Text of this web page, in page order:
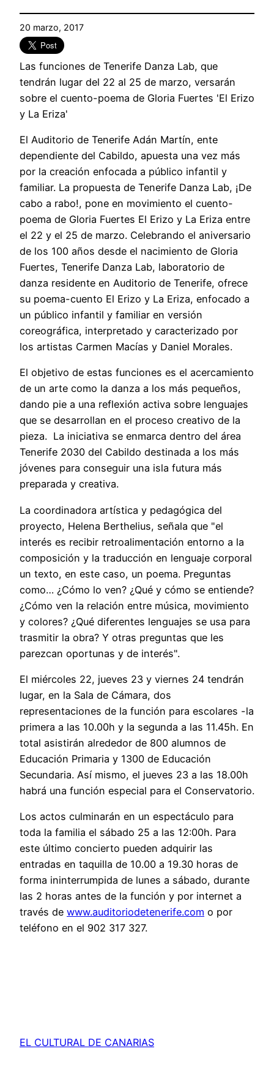
20 marzo, 2017
Las funciones de Tenerife Danza Lab, que
tendrán lugar del 22 al 25 de marzo, versarán
sobre el cuento-poema de Gloria Fuertes 'El Erizo
y La Eriza'
El Auditorio de Tenerife Adán Martín, ente
dependiente del Cabildo, apuesta una vez más
por la creación enfocada a público infantil y
familiar. La propuesta de Tenerife Danza Lab, ¡De
cabo a rabo!, pone en movimiento el cuento-
poema de Gloria Fuertes El Erizo y La Eriza entre
el 22 y el 25 de marzo. Celebrando el aniversario
de los 100 años desde el nacimiento de Gloria
Fuertes, Tenerife Danza Lab, laboratorio de
danza residente en Auditorio de Tenerife, ofrece
su poema-cuento El Erizo y La Eriza, enfocado a
un público infantil y familiar en versión
coreográfica, interpretado y caracterizado por
los artistas Carmen Macías y Daniel Morales.
El objetivo de estas funciones es el acercamiento
de un arte como la danza a los más pequeños,
dando pie a una reflexión activa sobre lenguajes
que se desarrollan en el proceso creativo de la
pieza. La iniciativa se enmarca dentro del área
Tenerife 2030 del Cabildo destinada a los más
jóvenes para conseguir una isla futura más
preparada y creativa.
La coordinadora artística y pedagógica del
proyecto, Helena Berthelius, señala que "el
interés es recibir retroalimentación entorno a la
composición y la traducción en lenguaje corporal
un texto, en este caso, un poema. Preguntas
como… ¿Cómo lo ven? ¿Qué y cómo se entiende?
¿Cómo ven la relación entre música, movimiento
y colores? ¿Qué diferentes lenguajes se usa para
trasmitir la obra? Y otras preguntas que les
parezcan oportunas y de interés".
El miércoles 22, jueves 23 y viernes 24 tendrán
lugar, en la Sala de Cámara, dos
representaciones de la función para escolares -la
primera a las 10.00h y la segunda a las 11.45h. En
total asistirán alrededor de 800 alumnos de
Educación Primaria y 1300 de Educación
Secundaria. Así mismo, el jueves 23 a las 18.00h
habrá una función especial para el Conservatorio.
Los actos culminarán en un espectáculo para
toda la familia el sábado 25 a las 12:00h. Para
este último concierto pueden adquirir las
entradas en taquilla de 10.00 a 19.30 horas de
forma ininterrumpida de lunes a sábado, durante
las 2 horas antes de la función y por internet a
través de www.auditoriodetenerife.com o por
teléfono en el 902 317 327.
EL CULTURAL DE CANARIAS